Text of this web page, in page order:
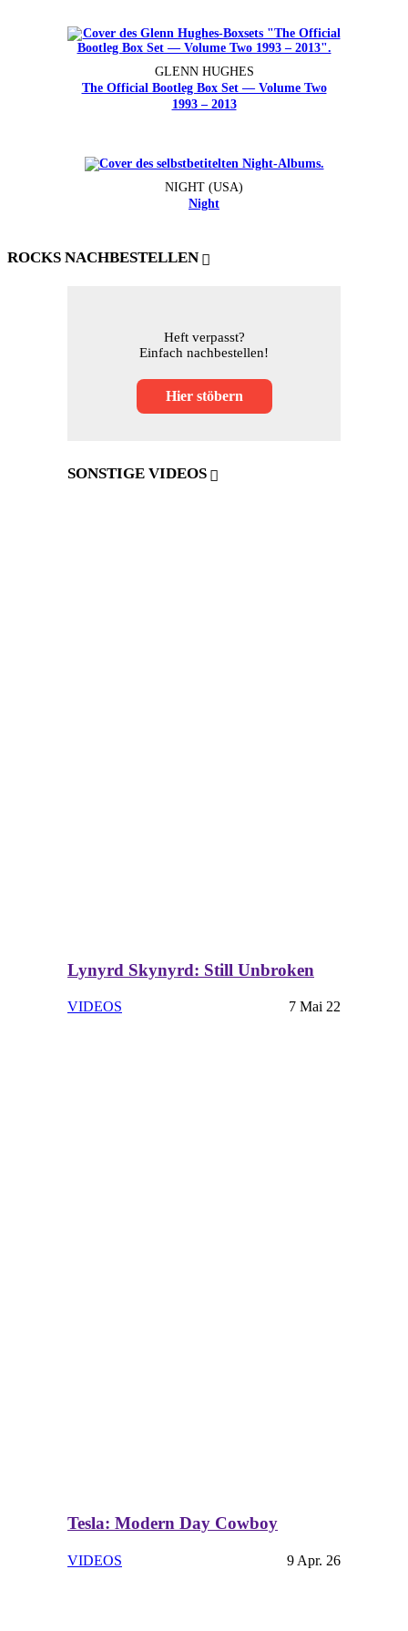
GLENN HUGHES
The Official Bootleg Box Set — Volume Two
1993 – 2013
NIGHT (USA)
Night
ROCKS NACHBESTELLEN
Heft verpasst?
Einfach nachbestellen!
Hier stöbern
SONSTIGE VIDEOS
Lynyrd Skynyrd: Still Unbroken
VIDEOS 7 Mai 22
Tesla: Modern Day Cowboy
VIDEOS 9 Apr. 26